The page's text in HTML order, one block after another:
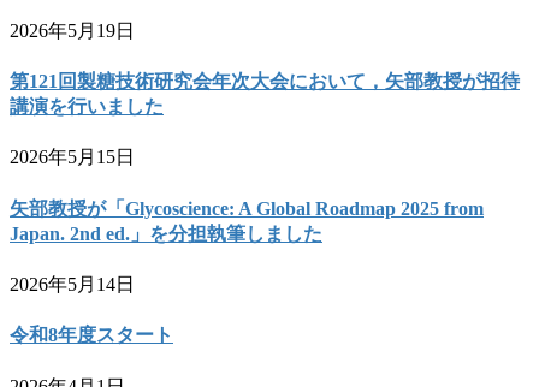
2026年5月19日
第121回製糖技術研究会年次大会において，矢部教授が招待
講演を行いました
2026年5月15日
矢部教授が「Glycoscience: A Global Roadmap 2025 from
Japan. 2nd ed.」を分担執筆しました
2026年5月14日
令和8年度スタート